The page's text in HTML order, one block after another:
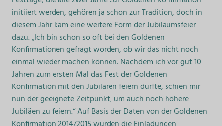
initiiert werden, gehören ja schon zur Tradition, doch in
diesem Jahr kam eine weitere Form der Jubiläumsfeier
dazu. „Ich bin schon so oft bei den Goldenen
Konfirmationen gefragt worden, ob wir das nicht noch
einmal wieder machen können. Nachdem ich vor gut 10
Jahren zum ersten Mal das Fest der Goldenen
Konfirmation mit den Jubilaren feiern durfte, schien mir
nun der geeignete Zeitpunkt, um auch noch höhere
Jubiläen zu feiern.“ Auf Basis der Daten von der Goldenen